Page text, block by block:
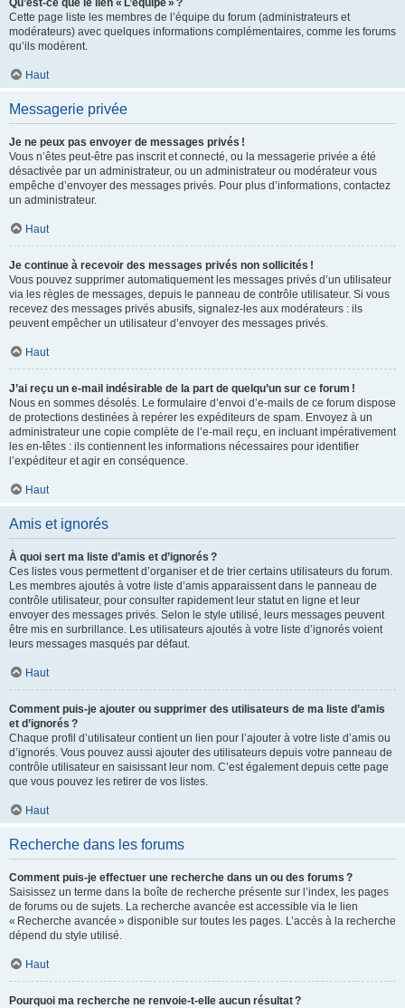
Qu’est-ce que le lien « L’équipe » ?
Cette page liste les membres de l’équipe du forum (administrateurs et
modérateurs) avec quelques informations complémentaires, comme les forums
qu’ils modèrent.
Haut
Messagerie privée
Je ne peux pas envoyer de messages privés !
Vous n’êtes peut-être pas inscrit et connecté, ou la messagerie privée a été
désactivée par un administrateur, ou un administrateur ou modérateur vous
empêche d’envoyer des messages privés. Pour plus d’informations, contactez
un administrateur.
Haut
Je continue à recevoir des messages privés non sollicités !
Vous pouvez supprimer automatiquement les messages privés d’un utilisateur
via les règles de messages, depuis le panneau de contrôle utilisateur. Si vous
recevez des messages privés abusifs, signalez-les aux modérateurs : ils
peuvent empêcher un utilisateur d’envoyer des messages privés.
Haut
J’ai reçu un e-mail indésirable de la part de quelqu’un sur ce forum !
Nous en sommes désolés. Le formulaire d’envoi d’e-mails de ce forum dispose
de protections destinées à repérer les expéditeurs de spam. Envoyez à un
administrateur une copie complète de l’e-mail reçu, en incluant impérativement
les en-têtes : ils contiennent les informations nécessaires pour identifier
l’expéditeur et agir en conséquence.
Haut
Amis et ignorés
À quoi sert ma liste d’amis et d’ignorés ?
Ces listes vous permettent d’organiser et de trier certains utilisateurs du forum.
Les membres ajoutés à votre liste d’amis apparaissent dans le panneau de
contrôle utilisateur, pour consulter rapidement leur statut en ligne et leur
envoyer des messages privés. Selon le style utilisé, leurs messages peuvent
être mis en surbrillance. Les utilisateurs ajoutés à votre liste d’ignorés voient
leurs messages masqués par défaut.
Haut
Comment puis-je ajouter ou supprimer des utilisateurs de ma liste d’amis
et d’ignorés ?
Chaque profil d’utilisateur contient un lien pour l’ajouter à votre liste d’amis ou
d’ignorés. Vous pouvez aussi ajouter des utilisateurs depuis votre panneau de
contrôle utilisateur en saisissant leur nom. C’est également depuis cette page
que vous pouvez les retirer de vos listes.
Haut
Recherche dans les forums
Comment puis-je effectuer une recherche dans un ou des forums ?
Saisissez un terme dans la boîte de recherche présente sur l’index, les pages
de forums ou de sujets. La recherche avancée est accessible via le lien
« Recherche avancée » disponible sur toutes les pages. L’accès à la recherche
dépend du style utilisé.
Haut
Pourquoi ma recherche ne renvoie-t-elle aucun résultat ?